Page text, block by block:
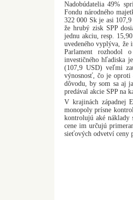
Nadobúdatelia 49%
Fondu národného
322 000 Sk je asi
že hrubý zisk SPP
jednu akciu, resp.
uvedeného vyplýva,
Parlament rozhodol
investičného hľadiska
(107,9 USD) veľmi
výnosnosť, čo je oproti
dôvodu, by som sa aj
predával akcie SPP na
V krajinách západnej
monopoly prísne
kontrolujú aké náklady
cene im určujú
sieťových odvetví ceny